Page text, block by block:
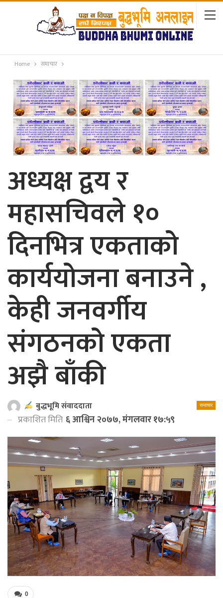
Home समाचार
अध्यक्ष द्वय र
महासचिवले १०
दिनभित्र एकताको
कार्ययोजना बनाउने ,
केही जनवर्गीय
संगठनको एकता
अझै बाँकी
समाचार
बुद्धभूमि संवाददाता
प्रकाशित मिति ६ आश्विन २०७७, मंगलवार १७:५९
0